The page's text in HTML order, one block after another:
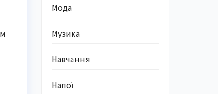
Мода
Музика
Навчання
Напої